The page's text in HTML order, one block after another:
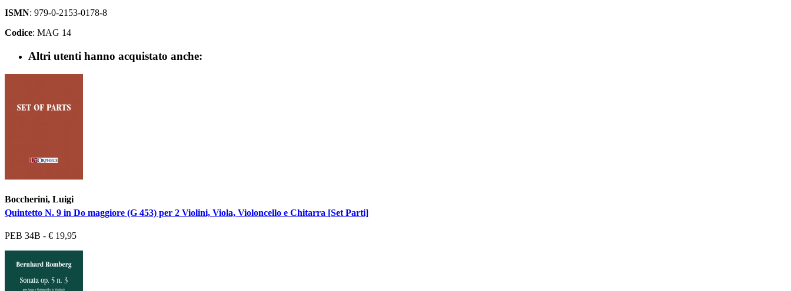
ISMN: 979-0-2153-0178-8
Codice: MAG 14
Altri utenti hanno acquistato anche:
Boccherini, Luigi
Quintetto N. 9 in Do maggiore (G 453) per 2 Violini, Viola, Violoncello e Chitarra [Set Parti]
PEB 34B - € 19,95